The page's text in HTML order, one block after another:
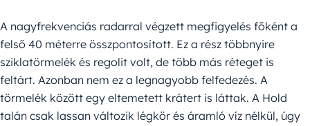
A nagyfrekvenciás radarral végzett megfigyelés főként a
felső 40 méterre összpontosított. Ez a rész többnyire
sziklatörmelék és regolit volt, de több más réteget is
feltárt. Azonban nem ez a legnagyobb felfedezés. A
törmelék között egy eltemetett krátert is láttak. A Hold
talán csak lassan változik légkör és áramló víz nélkül, úgy